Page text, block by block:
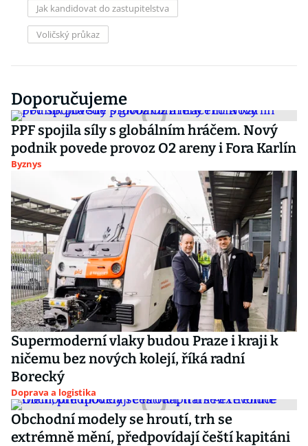
Jak kandidovat do zastupitelstva
Voličský průkaz
Doporučujeme
PPF spojila síly s globálním hráčem. Nový
podnik povede provoz O2 areny i Fora Karlín
Byznys
Supermoderní vlaky budou Praze i kraji k
ničemu bez nových kolejí, říká radní
Borecký
Doprava a logistika
Obchodní modely se hroutí, trh se
extrémně mění, předpovídají čeští kapitáni